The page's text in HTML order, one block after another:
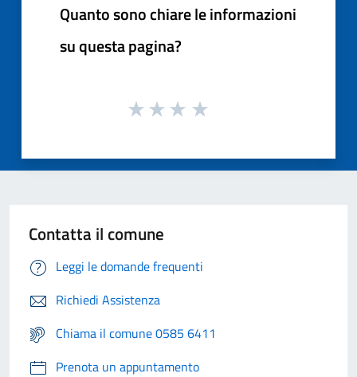
Quanto sono chiare le informazioni
su questa pagina?
Contatta il comune
Leggi le domande frequenti
Richiedi Assistenza
Chiama il comune 0585 6411
Prenota un appuntamento